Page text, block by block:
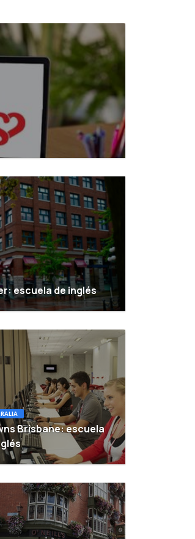
escuela de inglés
Brisbane: escuela